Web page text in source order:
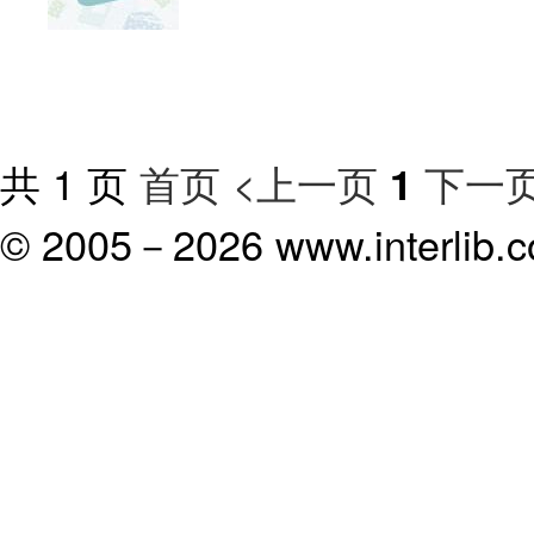
共 1 页 首页 <上一页 1 下一
© 2005－ 2026